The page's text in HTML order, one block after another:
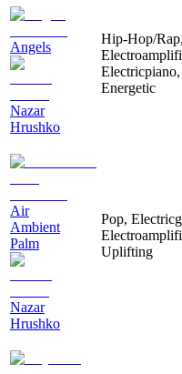
Angels
Nazar
Hrushko
Hip-Hop/Rap,
Energetic
Air
Ambient
Palm
Nazar
Hrushko
Pop,
Uplifting